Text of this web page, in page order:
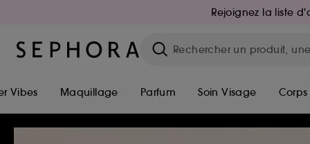
Rejoignez la liste
Vibes Maquillage Parfum Soin Visage Corps